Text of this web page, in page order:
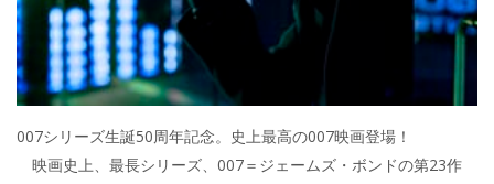
007シリーズ生誕50周年記念。史上最高の007映画登場！
映画史上、最長シリーズ、007＝ジェームズ・ボンドの第23作